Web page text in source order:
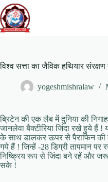
Skip
to
content
विश्व सत्ता का जैविक हथियार
yogeshmishralaw
ब्रिटेन की एक लैब में दुनिया की
जानलेवा बैक्टीरिया जिंदा रखे हुये हैं
के साथ डालकर ऊपर से पैराफिन की
गये हैं ! जिन्हें -28 डिग्री तापमान पर
निष्क्रिय रूप से जिंदा बने रहें और
सके !